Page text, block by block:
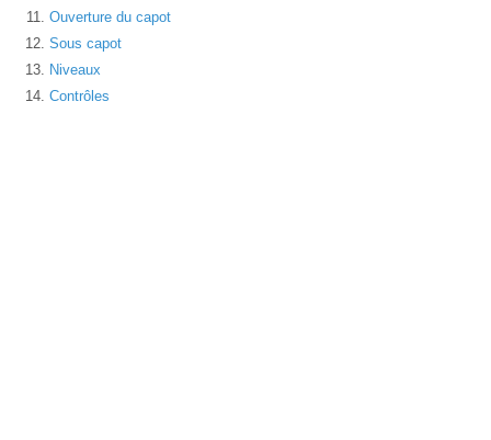
Ouverture du capot
Sous capot
Niveaux
Contrôles